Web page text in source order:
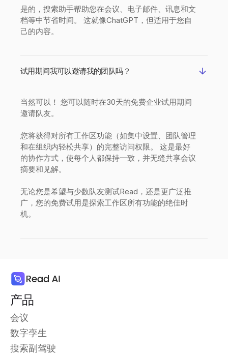
是的，搜索助手帮助您在会议、电子邮件、讯息和文
档等中节省时间。 这就像ChatGPT，但适用于您自
己的内容。
试用期间我可以邀请我的团队吗？
当然可以！ 您可以随时在30天的免费企业试用期间
邀请队友。
您将获得对所有工作区功能（如集中设置、团队管理
和在组织内轻松共享）的完整访问权限。 这是最好
的协作方式，使每个人都保持一致，并无缝共享会议
摘要和见解。
无论您是希望与少数队友测试Read，还是更广泛推
广，您的免费试用是探索工作区所有功能的绝佳时
机。
产品
会议
数字孪生
搜索副驾驶